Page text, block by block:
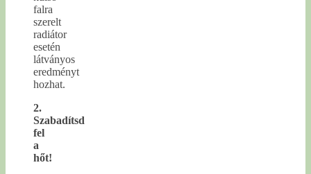
falra
szerelt
radiátor
esetén
látványos
eredményt
hozhat.
2.
Szabadítsd
fel
a
hőt!